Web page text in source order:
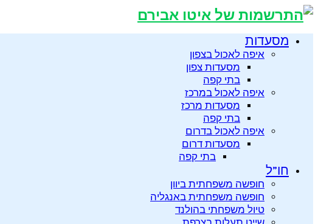
מסעדות
איפה לאכול בצפון
מסעדות צפון
בתי קפה
איפה לאכול במרכז
מסעדות מרכז
בתי קפה
איפה לאכול בדרום
מסעדות דרום
בתי קפה
חו”ל
חופשה משפחתית ביוון
חופשה משפחתית באנגליה
טיול משפחתי בהולנד